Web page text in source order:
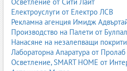
Електроуслуги от Електро ЛСВ
Рекламна агенция Имидж
Производство на Палети от
Нанасяне на незалепващи
Лабораторна Апаратура от
Осветление, SMART HOME от